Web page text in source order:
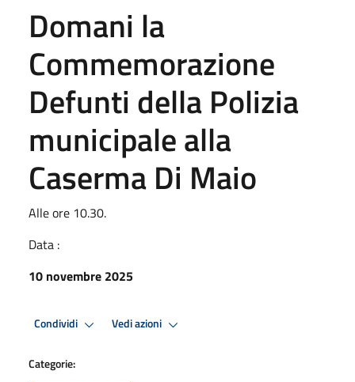
Domani la
Commemorazione
Defunti della Polizia
municipale alla
Caserma Di Maio
Alle ore 10.30.
Data :
10 novembre 2025
Condividi Vedi azioni
Categorie: